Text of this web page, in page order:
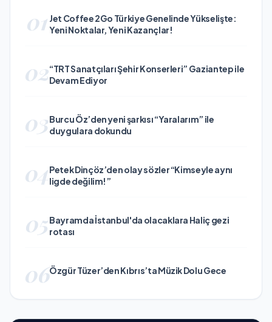
01 Jet Coffee 2Go Türkiye Genelinde Yükselişte:
Yeni Noktalar, Yeni Kazançlar!
02“TRT Sanatçıları Şehir Konserleri” Gaziantep ile
Devam Ediyor
03Burcu Öz’den yeni şarkısı “Yaralarım” ile
duygulara dokundu
04Petek Dinçöz’den olay sözler “Kimseyle aynı
ligde değilim!”
05Bayramda İstanbul'da olacaklara Haliç gezi
rotası
06Özgür Tüzer’den Kıbrıs’ta Müzik Dolu Gece